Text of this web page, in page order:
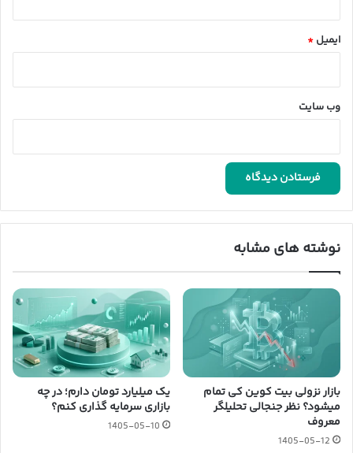
ایمیل *
وب‌ سایت
نوشته های مشابه
بازار نزولی بیت کوین کی تمام
میشود؟ نظر جنجالی تحلیلگر
معروف
1405-05-12
یک میلیارد تومان دارم؛ در چه
بازاری سرمایه گذاری کنم؟
1405-05-10